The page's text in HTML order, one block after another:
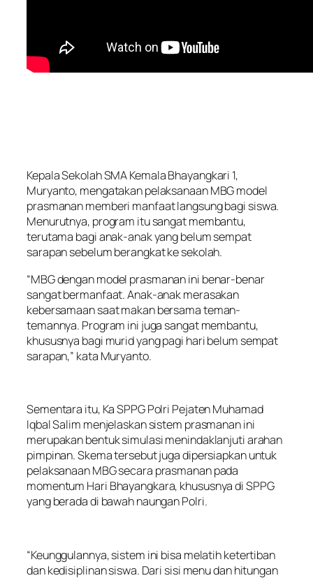
Kepala Sekolah SMA Kemala Bhayangkari 1,
Muryanto, mengatakan pelaksanaan MBG model
prasmanan memberi manfaat langsung bagi siswa.
Menurutnya, program itu sangat membantu,
terutama bagi anak-anak yang belum sempat
sarapan sebelum berangkat ke sekolah.
“MBG dengan model prasmanan ini benar-benar
sangat bermanfaat. Anak-anak merasakan
kebersamaan saat makan bersama teman-
temannya. Program ini juga sangat membantu,
khususnya bagi murid yang pagi hari belum sempat
sarapan,” kata Muryanto.
Sementara itu, Ka SPPG Polri Pejaten Muhamad
Iqbal Salim menjelaskan sistem prasmanan ini
merupakan bentuk simulasi menindaklanjuti arahan
pimpinan. Skema tersebut juga dipersiapkan untuk
pelaksanaan MBG secara prasmanan pada
momentum Hari Bhayangkara, khususnya di SPPG
yang berada di bawah naungan Polri.
“Keunggulannya, sistem ini bisa melatih ketertiban
dan kedisiplinan siswa. Dari sisi menu dan hitungan